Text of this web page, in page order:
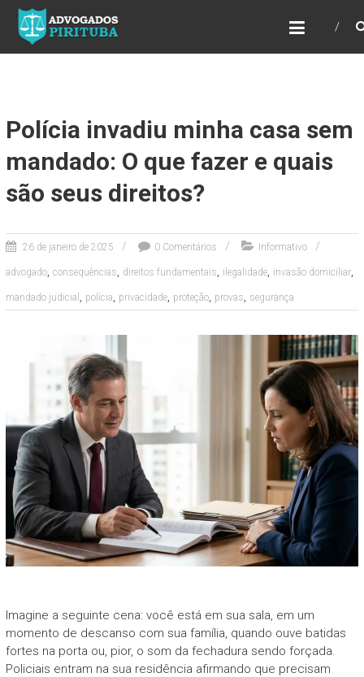
ADVOGADOS PIRITUBA
Precisando de advogado? Entre em contato!
Fazemos toda a assessoria que você
Polícia invadiu minha casa sem
mandado: O que fazer e quais
são seus direitos?
26 de janeiro de 2025 0 Comentários Informativo
advogado, consequências, direitos fundamentais, ilegalidade, invasão domiciliar,
mandado judicial , polícia, privacidade, proteção, provas, segurança
Imagine a seguinte cena: você está em sua sala, em um
momento de descanso com sua família, quando ouve batidas
fortes na porta ou, pior, o som da fechadura sendo forçada.
Policiais entram na sua residência afirmando que precisam